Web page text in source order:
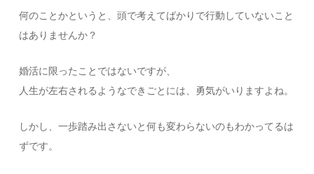
何のことかというと、頭で考えてばかりで行動していないこと
はありませんか？
婚活に限ったことではないですが、
人生が左右されるようなできごとには、勇気がいりますよね。
しかし、一歩踏み出さないと何も変わらないのもわかってるは
ずです。